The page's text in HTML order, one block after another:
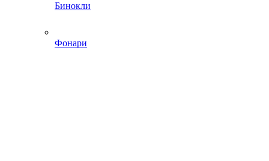
Бинокли
Фонари